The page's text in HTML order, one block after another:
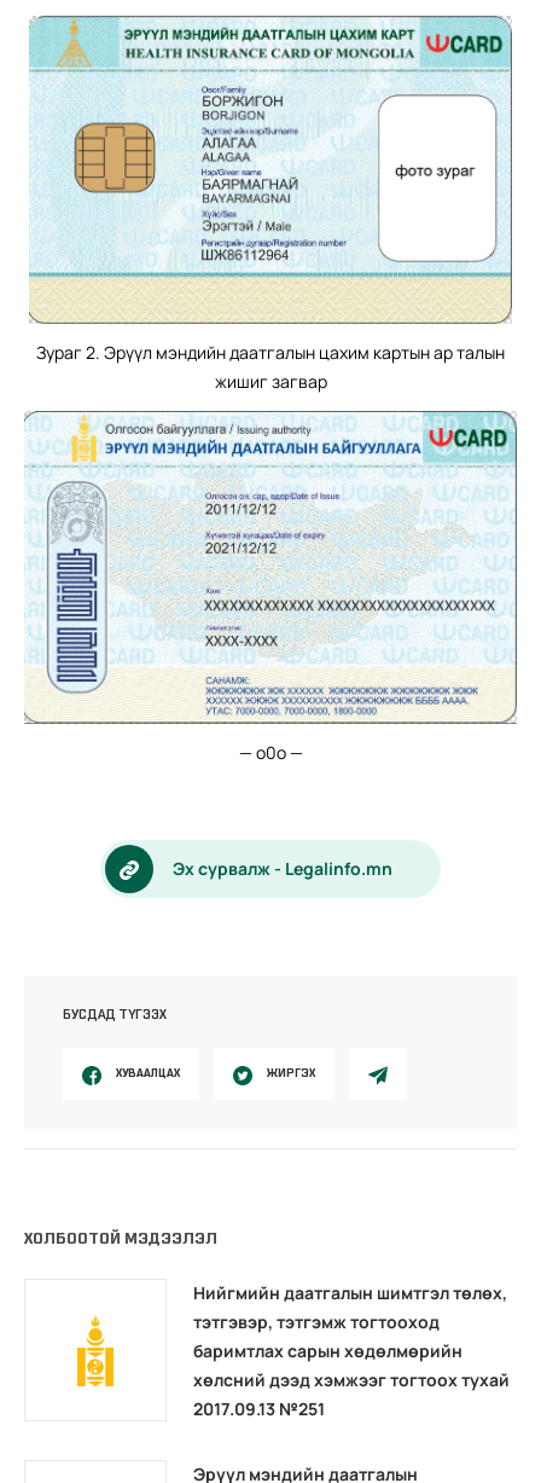
Зураг 2. Эрүүл мэндийн даатгалын цахим картын ар талын
жишиг загвар
— о0о —
Эх сурвалж - Legalinfo.mn
БУСДАД ТҮГЭЭХ
ХУВААЛЦАХ ЖИРГЭХ
ХОЛБООТОЙ МЭДЭЭЛЭЛ
Нийгмийн даатгалын шимтгэл төлөх,
тэтгэвэр, тэтгэмж тогтооход
баримтлах сарын хөдөлмөрийн
хөлсний дээд хэмжээг тогтоох тухай
2017.09.13 №251
Эрүүл мэндийн даатгалын